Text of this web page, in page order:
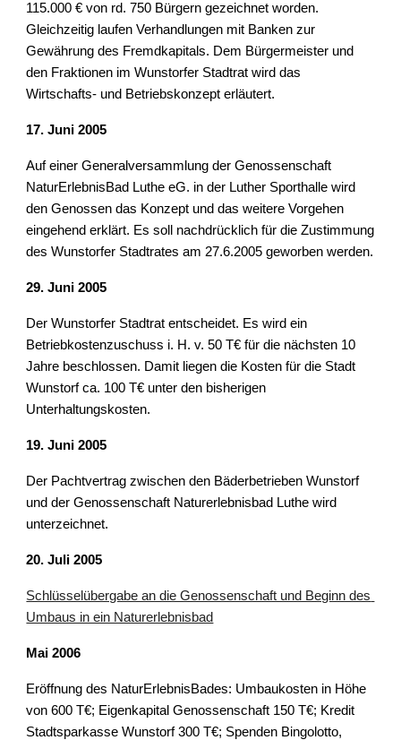
115.000 € von rd. 750 Bürgern gezeichnet worden.
Gleichzeitig laufen Verhandlungen mit Banken zur
Gewährung des Fremdkapitals. Dem Bürgermeister und
den Fraktionen im Wunstorfer Stadtrat wird das
Wirtschafts- und Betriebskonzept erläutert.
17. Juni 2005
Auf einer Generalversammlung der Genossenschaft
NaturErlebnisBad Luthe eG. in der Luther Sporthalle wird
den Genossen das Konzept und das weitere Vorgehen
eingehend erklärt. Es soll nachdrücklich für die Zustimmung
des Wunstorfer Stadtrates am 27.6.2005 geworben werden.
29. Juni 2005
Der Wunstorfer Stadtrat entscheidet. Es wird ein
Betriebkostenzuschuss i. H. v. 50 T€ für die nächsten 10
Jahre beschlossen. Damit liegen die Kosten für die Stadt
Wunstorf ca. 100 T€ unter den bisherigen
Unterhaltungskosten.
19. Juni 2005
Der Pachtvertrag zwischen den Bäderbetrieben Wunstorf
und der Genossenschaft Naturerlebnisbad Luthe wird
unterzeichnet.
20. Juli 2005
Schlüsselübergabe an die Genossenschaft und Beginn des
Umbaus in ein Naturerlebnisbad
Mai 2006
Eröffnung des NaturErlebnisBades: Umbaukosten in Höhe
von 600 T€; Eigenkapital Genossenschaft 150 T€; Kredit
Stadtsparkasse Wunstorf 300 T€; Spenden Bingolotto,